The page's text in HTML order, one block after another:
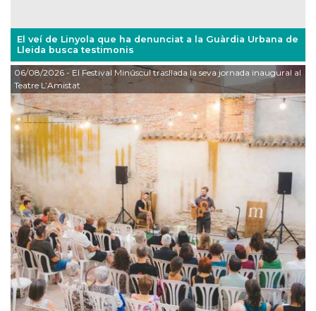
El veí de Linyola que ha denunciat a la Guàrdia Urbana de
Lleida busca testimonis
06/08/2026- El Festival Minúscul trasllada la seva jornada inaugural al
Teatre L’Amistat